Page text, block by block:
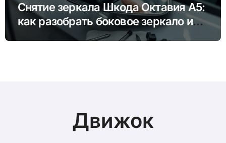
Снятие зеркала Шкода Октавия А5:
как разобрать боковое зеркало и
снять зеркальный элемент своими
Движок